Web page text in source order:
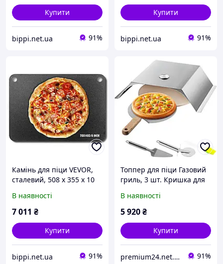
на дровах, зКупити
bippi.net.ua 91%
нагріваєтьсяКупити
bippi.net.ua 91%
Камінь для піци VEVOR,
сталевий, 508 x 355 x 10
випікання піци в духовці,
попередньо оброблений
В наявності
7 011 ₴
Купити
bippi.net.ua 91%
Топпер для піци Газовий
гриль, 3 шт. Кришка для
на вугіллі Піч для піци,
50-300 Нержавіюча сталь
В наявності
5 920₴
Купити
premium24.net.ua 91%